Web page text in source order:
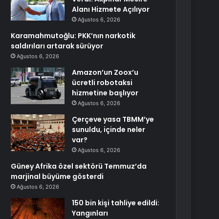
Alanı Hizmete Açılıyor
Ağustos 6, 2026
Karamahmutoğlu: PKK’nın narkotik
saldırıları artarak sürüyor
Ağustos 6, 2026
Amazon’un Zoox’u
ücretli robotaksi
hizmetine başlıyor
Ağustos 6, 2026
Çerçeve yasa TBMM’ye
sunuldu, içinde neler
var?
Ağustos 6, 2026
Güney Afrika özel sektörü Temmuz’da
marjinal büyüme gösterdi
Ağustos 6, 2026
150 bin kişi tahliye edildi:
Yangınları